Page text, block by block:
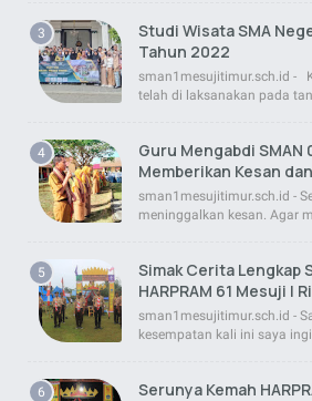
Studi Wisata SMA
Tahun 2022
sman1mesujitimur.sch.id -
telah di laksanakan pada
Guru Mengabdi SMAN
Memberikan Kesan
sman1mesujitimur.sch.id -
meninggalkan kesan. Agar
Simak Cerita Lengkap
HARPRAM 61 Mesuji |
sman1mesujitimur.sch.id -
kesempatan kali ini saya
Serunya Kemah